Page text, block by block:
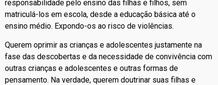
responsabilidade pelo ensino das filhas e filhos, sem
matriculá-los em escola, desde a educação básica até o
ensino médio. Expondo-os ao risco de violências.
Querem oprimir as crianças e adolescentes justamente na
fase das descobertas e da necessidade de convivência com
outras crianças e adolescentes e outras formas de
pensamento. Na verdade, querem doutrinar suas filhas e